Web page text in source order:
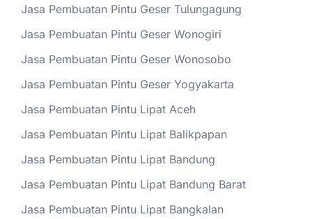
Jasa Pembuatan Pintu Geser Tulungagung
Jasa Pembuatan Pintu Geser Wonogiri
Jasa Pembuatan Pintu Geser Wonosobo
Jasa Pembuatan Pintu Geser Yogyakarta
Jasa Pembuatan Pintu Lipat Aceh
Jasa Pembuatan Pintu Lipat Balikpapan
Jasa Pembuatan Pintu Lipat Bandung
Jasa Pembuatan Pintu Lipat Bandung Barat
Jasa Pembuatan Pintu Lipat Bangkalan